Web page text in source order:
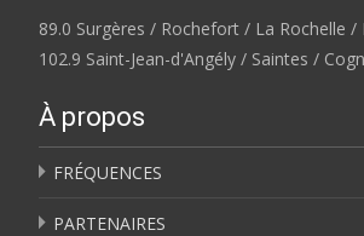
89.0 Surgères / Rochefort / La Rochelle /
102.9 Saint-Jean-d'Angély / Saintes /
À propos
FRÉQUENCES
PARTENAIRES